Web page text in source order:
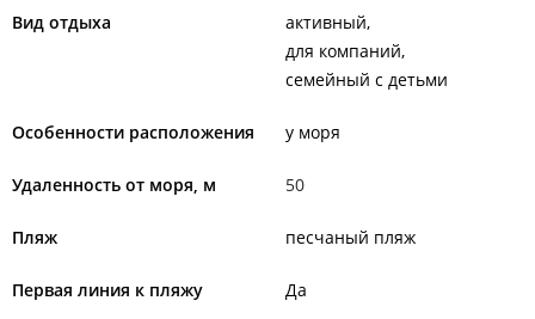
Вид отдыха
активный
для компаний
семейный с детьми
Особенности расположения у моря
Удаленность от моря, м 50
Пляж песчаный пляж
Первая линия к пляжу Да